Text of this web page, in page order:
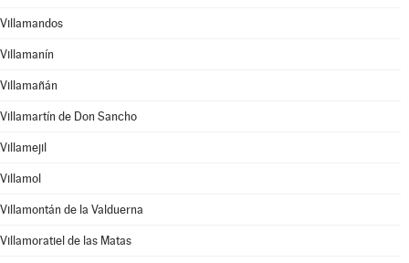
Villamandos
Villamanín
Villamañán
Villamartín de Don Sancho
Villamejil
Villamol
Villamontán de la Valduerna
Villamoratiel de las Matas